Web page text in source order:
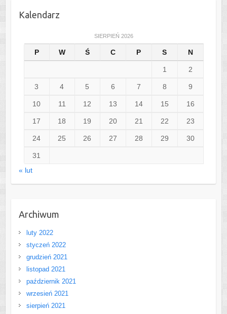
Kalendarz
SIERPIEŃ 2026
P W Ś C P S N
1 2
3 4 5 6 7 8 9
10 11 12 13 14 15 16
17 18 19 20 21 22 23
24 25 26 27 28 29 30
31
« lut
Archiwum
luty 2022
styczeń 2022
grudzień 2021
listopad 2021
październik 2021
wrzesień 2021
sierpień 2021